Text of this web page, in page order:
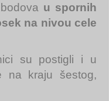
u spornih
na nivou cele
su postigli i u
na kraju šestog,